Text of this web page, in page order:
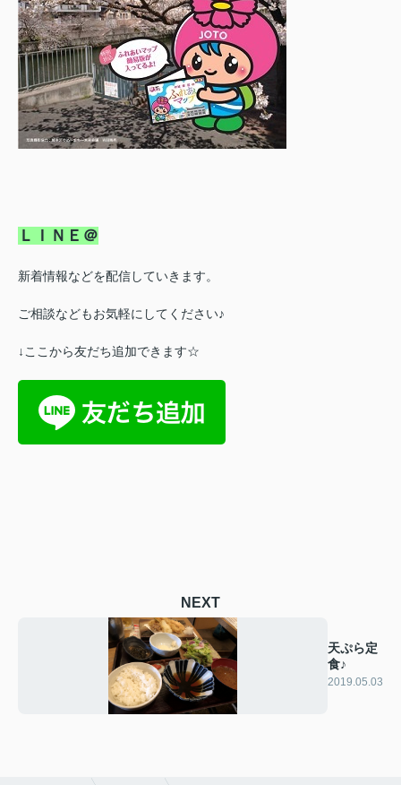
ＬＩＮＥ＠
新着情報などを配信していきます。
ご相談などもお気軽にしてください♪
↓ここから友だち追加できます☆
NEXT
天ぷら定
食♪
2019.05.03